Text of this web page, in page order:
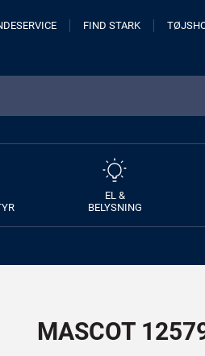
FIND STARK
EL &
BELYSNING
MASCOT